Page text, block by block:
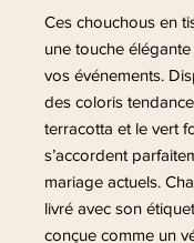
Ces chouchous en
une touche
vos événements.
des coloris
terracotta et le vert
s’accordent
mariage actuels.
livré avec son
conçue comme un